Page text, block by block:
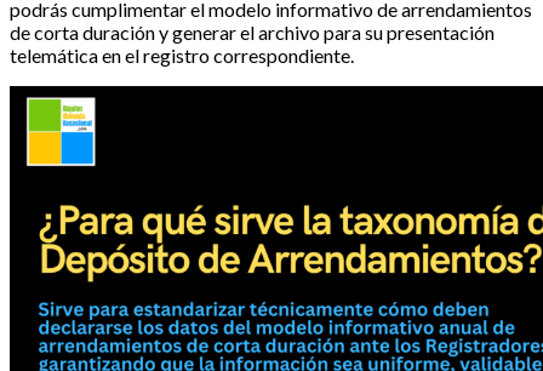
podrás cumplimentar el modelo informativo de arrendamientos
de corta duración y generar el archivo para su presentación
telemática en el registro correspondiente.